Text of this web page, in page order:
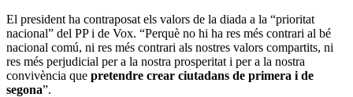
El president ha contraposat els valors de la diada a la “prioritat
nacional” del PP i de Vox. “Perquè no hi ha res més contrari al bé
nacional comú, ni res més contrari als nostres valors compartits, ni
res més perjudicial per a la nostra prosperitat i per a la nostra
convivència que pretendre crear ciutadans de primera i de
segona”.